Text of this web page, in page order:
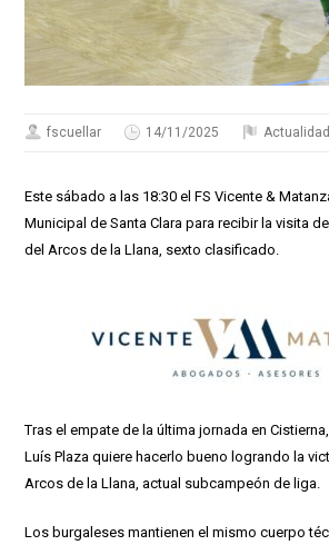
fscuellar 14/11/2025 Actualidad
Este sábado a las 18:30 el FS Vicente &
Municipal de Santa Clara para recibir la visita
del Arcos de la Llana, sexto clasificado.
Tras el empate de la última jornada en
Luís Plaza quiere hacerlo bueno logrando la
Arcos de la Llana, actual subcampeón de liga.
Los burgaleses mantienen el mismo cuerpo